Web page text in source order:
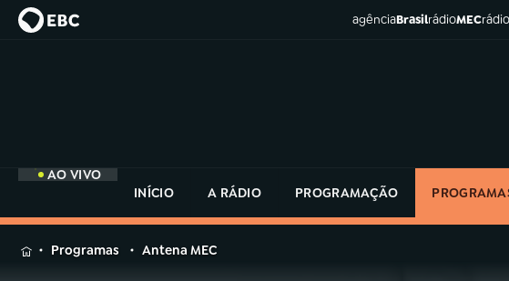
agênciaBrasilrádioMECrádio
AO VIVO
INÍCIO
A RÁDIO PROGRAMAÇÃO
MENUProgramas Antena MEC